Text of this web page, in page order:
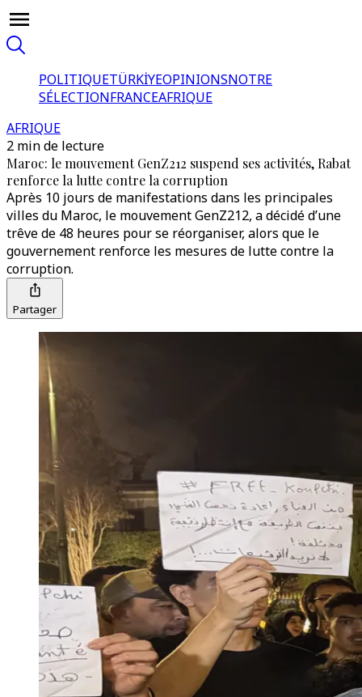
POLITIQUETÜRKİYEOPINIONSNOTRE
SÉLECTIONFRANCEAFRIQUE
AFRIQUE
2 min de lecture
Maroc: le mouvement GenZ212 suspend ses activités, Rabat
renforce la lutte contre la corruption
Après 10 jours de manifestations dans les principales
villes du Maroc, le mouvement GenZ212, a décidé d’une
trêve de 48 heures pour se réorganiser, alors que le
gouvernement renforce les mesures de lutte contre la
corruption.
Partager